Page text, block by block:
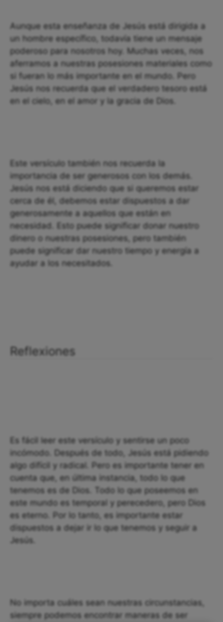
Aunque esta enseñanza de Jesús está dirigida a
un hombre específico, todavía tiene un mensaje
poderoso para nosotros hoy. Muchas veces, nos
aferramos a nuestras posesiones materiales como
si fueran lo más importante en el mundo. Pero
Jesús nos recuerda que el verdadero tesoro está
en el cielo, en el amor y la gracia de Dios.
Este versículo también nos recuerda la
importancia de ser generosos con los demás.
Jesús nos está diciendo que si queremos estar
cerca de él, debemos estar dispuestos a dar
generosamente a aquellos que están en
necesidad. Esto puede significar donar nuestro
dinero o nuestras posesiones, pero también
puede significar dar nuestro tiempo y energía a
ayudar a los necesitados.
Reflexiones
Es fácil leer este versículo y sentirse un poco
incómodo. Después de todo, Jesús está pidiendo
algo difícil y radical. Pero es importante tener en
cuenta que, en última instancia, todo lo que
tenemos es de Dios. Todo lo que poseemos en
este mundo es temporal y perecedero, pero Dios
es eterno. Por lo tanto, es importante estar
dispuestos a dejar ir lo que tenemos y seguir a
Jesús.
No importa cuáles sean nuestras circunstancias,
siempre podemos encontrar maneras de ser